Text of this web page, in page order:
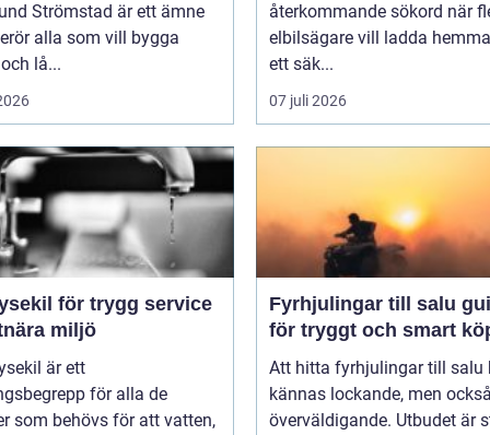
Strömstad är ett ämne
alla som vill bygga
lå...
återkommande sökord när
elbilsägare vill ladda
ett säk...
07 juli 2026
för trygg service
miljö
är ett
för alla de
som behövs för att vatten,
Fyrhjulingar till salu guide
för tryggt och smart
Att hitta fyrhjulingar till salu
kännas lockande, men
överväldigande. Utbudet är